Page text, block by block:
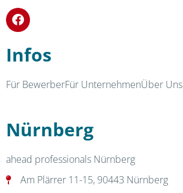
Infos
Für BewerberFür UnternehmenÜber Uns
Nürnberg
ahead professionals Nürnberg
Am Plärrer 11-15, 90443 Nürnberg